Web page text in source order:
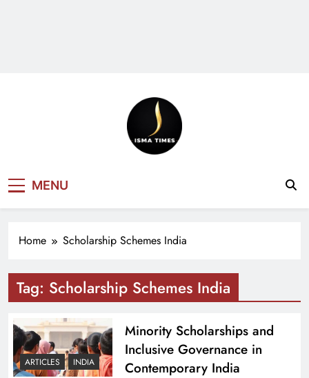
NEWS
MENU
Home Scholarship Schemes India
Tag: Scholarship Schemes India
ARTICLES INDIA
Minority Scholarships and
Inclusive Governance in
Contemporary India